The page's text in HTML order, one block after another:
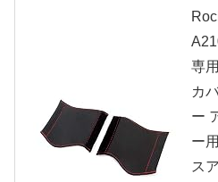
専
カ
ー
ー
ス